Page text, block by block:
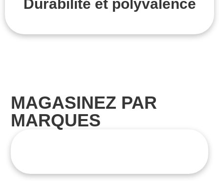
Durabilité et polyvalence
MAGASINEZ PAR
MARQUES